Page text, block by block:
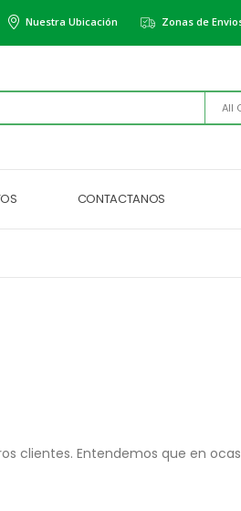
Nuestra Ubicación Zonas de
All
CONTACTANOS
clientes. Entendemos que en